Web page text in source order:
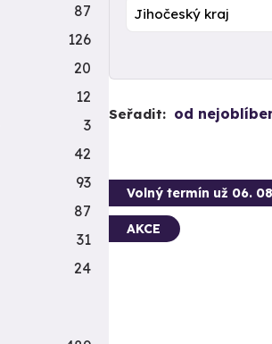
Seřadit: od
Volný termín už 06.
AKCE
87
126
20
12
3
42
93
87
31
24